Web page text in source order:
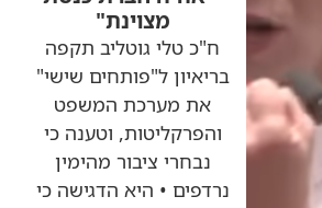
מצוינת"
ח"כ טלי גוטליב תקפה
בריאיון ל"פותחים שישי"
את מערכת המשפט
והפרקליטות, וטענה כי
נבחרי ציבור מהימין
נרדפים • היא הדגישה כי